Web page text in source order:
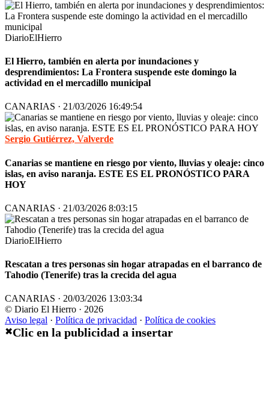
DiarioElHierro
El Hierro, también en alerta por inundaciones y
desprendimientos: La Frontera suspende este domingo la
actividad en el mercadillo municipal
CANARIAS · 21/03/2026 16:49:54
Sergio Gutiérrez, Valverde
Canarias se mantiene en riesgo por viento, lluvias y oleaje: cinco
islas, en aviso naranja. ESTE ES EL PRONÓSTICO PARA
HOY
CANARIAS · 21/03/2026 8:03:15
DiarioElHierro
Rescatan a tres personas sin hogar atrapadas en el barranco de
Tahodio (Tenerife) tras la crecida del agua
CANARIAS · 20/03/2026 13:03:34
© Diario El Hierro · 2026
Aviso legal · Política de privacidad · Política de cookies
✖Clic en la publicidad a insertar